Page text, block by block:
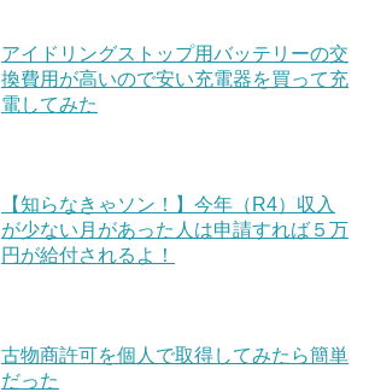
アイドリングストップ用バッテリーの交
換費用が高いので安い充電器を買って充
電してみた
【知らなきゃソン！】今年（R4）収入
が少ない月があった人は申請すれば５万
円が給付されるよ！
古物商許可を個人で取得してみたら簡単
だった